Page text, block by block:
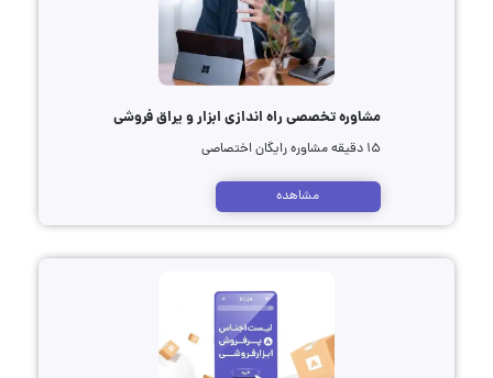
مشاوره تخصصی راه اندازی ابزار و یراق فروشی
۱۵ دقیقه مشاوره رایگان اختصاصی
مشاهده